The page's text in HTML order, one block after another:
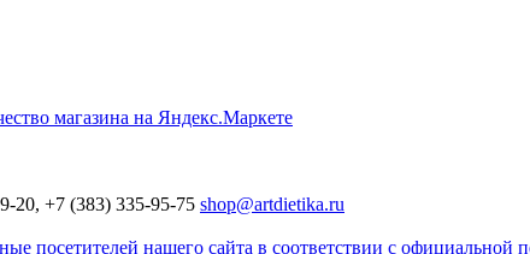
20, +7 (383) 335-95-75 shop@artdietika.ru
посетителей нашего сайта в соответствии с официальной